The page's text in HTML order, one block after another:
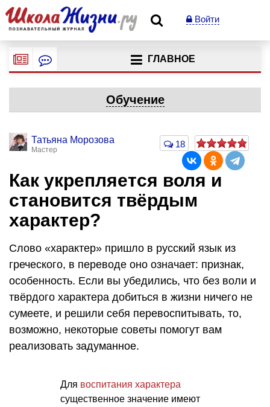
Войти
ГЛАВНОЕ
Обучение
Татьяна Морозова
Мастер
18
Как укрепляется воля и
становится твёрдым
характер?
Слово «характер» пришло в русский язык из
греческого, в переводе оно означает: признак,
особенность. Если вы убедились, что без воли и
твёрдого характера добиться в жизни ничего не
сумеете, и решили себя перевоспитывать, то,
возможно, некоторые советы помогут вам
реализовать задуманное.
Для воспитания характера
существенное значение имеют